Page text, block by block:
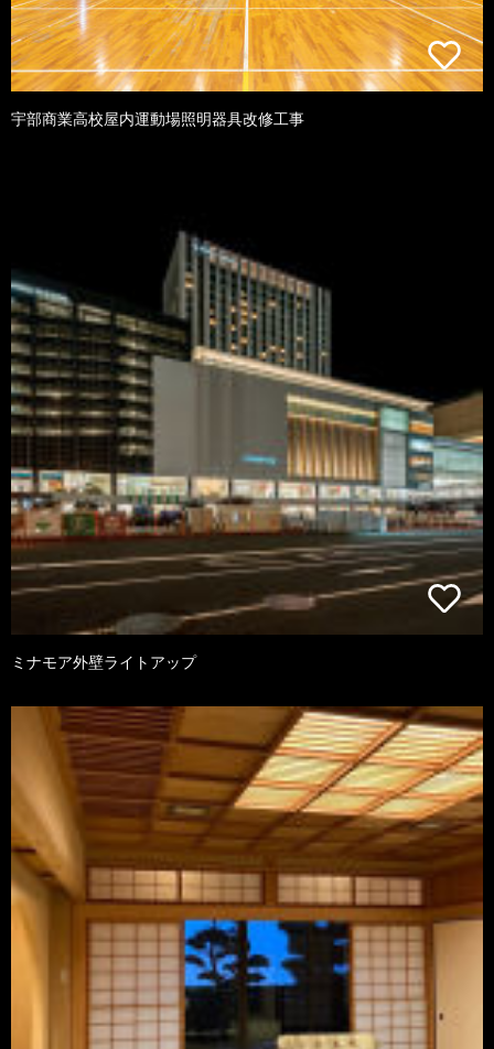
宇部商業高校屋内運動場照明器具改修工事
ミナモア外壁ライトアップ